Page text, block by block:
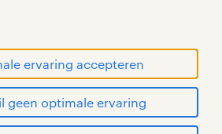
ervaring accepteren
geen optimale ervaring
FORWARD en SHAPING THE
zijn geregistreerde
Randstad N.V.